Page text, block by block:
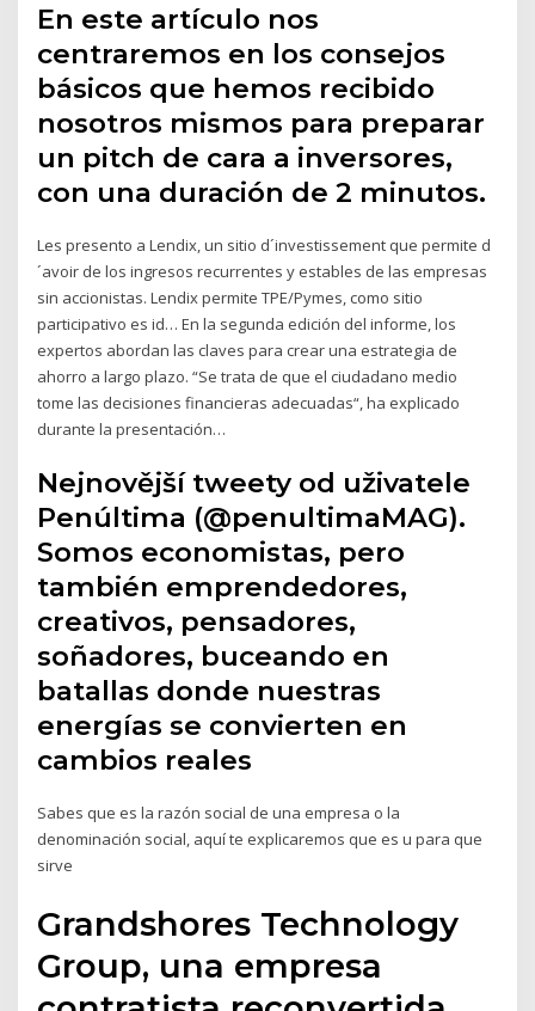
En este artículo nos
centraremos en los consejos
básicos que hemos recibido
nosotros mismos para preparar
un pitch de cara a inversores,
con una duración de 2 minutos.
Les presento a Lendix, un sitio d´investissement que permite d
´avoir de los ingresos recurrentes y estables de las empresas
sin accionistas. Lendix permite TPE/Pymes, como sitio
participativo es id… En la segunda edición del informe, los
expertos abordan las claves para crear una estrategia de
ahorro a largo plazo. “Se trata de que el ciudadano medio
tome las decisiones financieras adecuadas“, ha explicado
durante la presentación…
Nejnovější tweety od uživatele
Penúltima (@penultimaMAG).
Somos economistas, pero
también emprendedores,
creativos, pensadores,
soñadores, buceando en
batallas donde nuestras
energías se convierten en
cambios reales
Sabes que es la razón social de una empresa o la
denominación social, aquí te explicaremos que es u para que
sirve
Grandshores Technology
Group, una empresa